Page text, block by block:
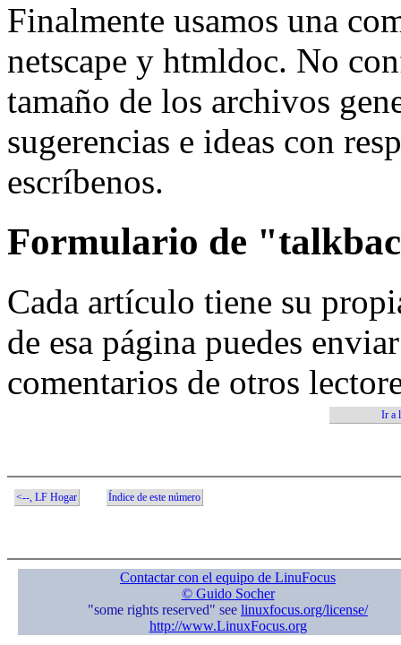
Finalmente usamos una
netscape y htmldoc. No
tamaño de los archivos
sugerencias e ideas con
escríbenos.
Formulario de
Cada artículo tiene su
de esa página puedes
comentarios de otros
Ir a
<--, LF Hogar Índice de este número
Contactar con el equipo de LinuFocus
© Guido Socher
"some rights reserved" see linuxfocus.org/license/
http://www.LinuxFocus.org